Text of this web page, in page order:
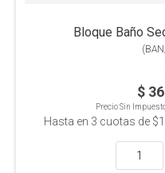
Bloque Baño
(
$
Precio Sin
Hasta en 3 cuotas de